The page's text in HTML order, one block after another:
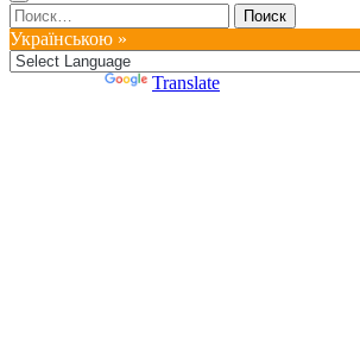
Найти:
Українською »
Translate